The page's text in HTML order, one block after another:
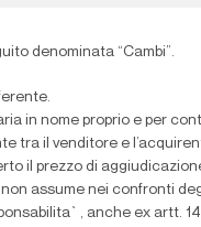
denominata “Cambi”.
in nome proprio e per
tra il venditore e
il prezzo di
assume nei confronti
anche ex artt.